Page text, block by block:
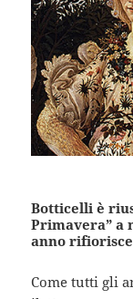
Botticelli è
Primavera” a
anno
Come tutti gli